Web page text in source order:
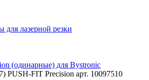
для лазерной резки
(одинарные) для Bystronic
PUSH-FIT Precision арт. 10097510